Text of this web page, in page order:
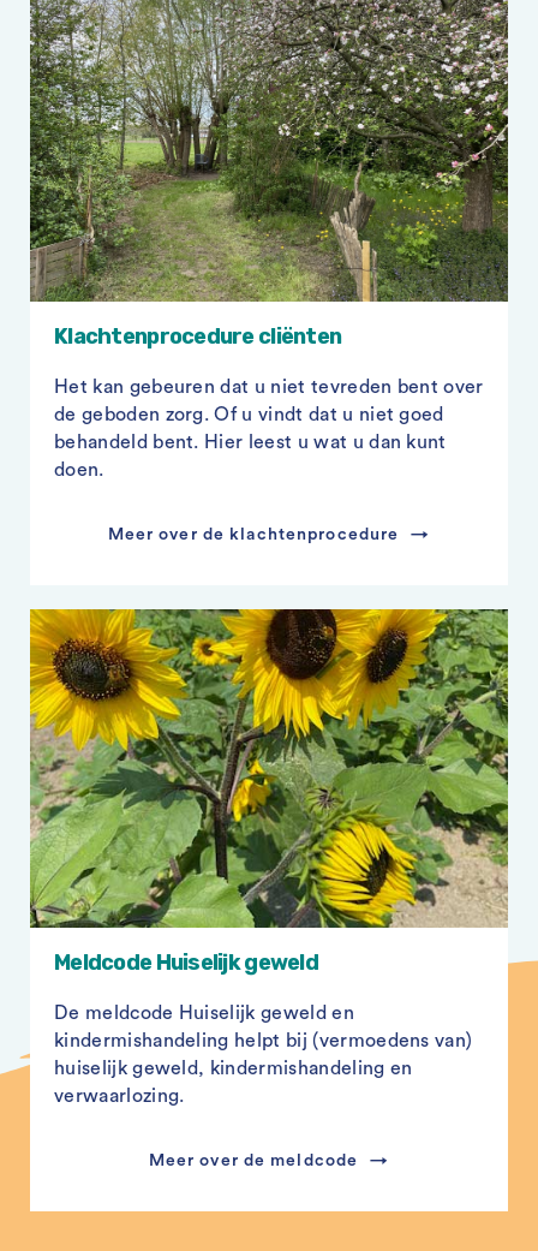
Klachtenprocedure cliënten
Het kan gebeuren dat u niet tevreden bent over
de geboden zorg. Of u vindt dat u niet goed
behandeld bent. Hier leest u wat u dan kunt
doen.
Meer over de klachtenprocedure
Meldcode Huiselijk geweld
De meldcode Huiselijk geweld en
kindermishandeling helpt bij (vermoedens van)
huiselijk geweld, kindermishandeling en
verwaarlozing.
Meer over de meldcode